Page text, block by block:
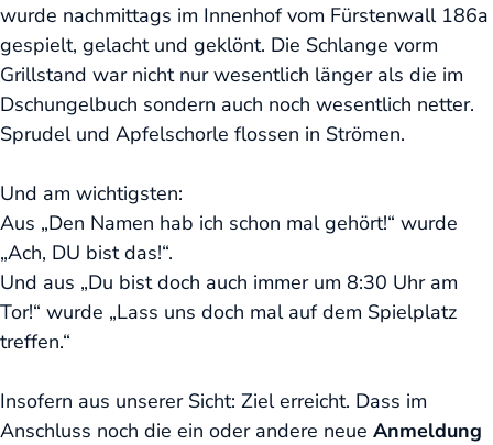
wurde nachmittags im Innenhof vom Fürstenwall 186a
gespielt, gelacht und geklönt. Die Schlange vorm
Grillstand war nicht nur wesentlich länger als die im
Dschungelbuch sondern auch noch wesentlich netter.
Sprudel und Apfelschorle flossen in Strömen.
Und am wichtigsten:
Aus „Den Namen hab ich schon mal gehört!“ wurde
„Ach, DU bist das!“.
Und aus „Du bist doch auch immer um 8:30 Uhr am
Tor!“ wurde „Lass uns doch mal auf dem Spielplatz
treffen.“
Insofern aus unserer Sicht: Ziel erreicht. Dass im
Anschluss noch die ein oder andere neue Anmeldung